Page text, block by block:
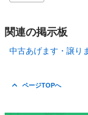
関連の掲示板
中古あげます・譲り
ページTOPへ